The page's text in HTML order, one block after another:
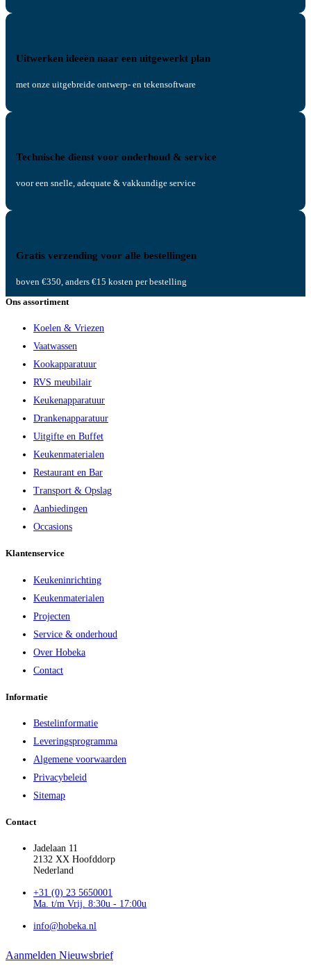
Uitwerken ideeën naar een uitgewerkt plan
met onze uitgebreide ontwerp- en tekensoftware
Technische dienst voor onderhoud & service
voor een snelle, adequate & vakkundige service
Gratis verzending voor alle bestellingen
boven €350, anders €15 kosten per bestelling
Ons assortiment
Koelen & Vriezen
Vaatwassen
Kookapparatuur
RVS meubilair
Keukenapparatuur
Drankenapparatuur
Uitgifte en Buffet
Keukenmaterialen
Restaurant en Bar
Transport & Opslag
Aanbiedingen
Occasions
Klantenservice
Keukeninrichting
Keukenmaterialen
Projecten
Service & onderhoud
Over Hobeka
Contact
Informatie
Bestelinformatie
Leveringsprogramma
Algemene voorwaarden
Privacybeleid
Sitemap
Contact
Jadelaan 11
2132 XX Hoofddorp
Nederland
+31 (0) 23 5650001
Ma. t/m Vrij. 8:30u - 17:00u
info@hobeka.nl
Aanmelden Nieuwsbrief